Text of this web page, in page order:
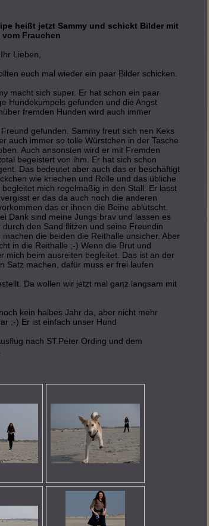
heißt jetzt Sammy und schickt Bilder mit
vom Frauchen
Lieben,
euch mal wieder ein paar Bilder schicken.
macht sich super. Er hat schon ein paar
Hundekumpels gefunden und die Angst
fremden Hunden wird auch immer
gefunden. Sammy freut sich nen Keks
auch immer so tolle Würstchen in der Tasche
Auch ansonsten wird er mit Fremden
begeistert von ihm. Er hat sich schon
Das bedeutet aber auch das er beschäftigt
wie kriechen und Rolle und das übliche
mich regelmäßig in den Stall. Er lässt
er das da auch noch die anderen
das er ihnen die Beine ablutscht.
Dank sind meine Jungs brav und lassen es
den Sand flitzen und seine Freundin
die beiden die Reithalle unsicher. Aber
in die Reithalle ;-) Wenn die Brut und
mich beim ausreiten begleitet. Das ist an der
Satz machen, dafür muss er frei laufen
Da wollen wir jetzt mal ganz langsam mit
kein halbes Jahr da, aber nicht mehr
;-) Er ist einfach unser Hund
nach ST.Peter Ording und dem